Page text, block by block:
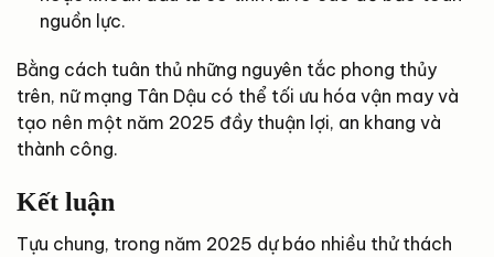
nguồn lực.
Bằng cách tuân thủ những nguyên tắc phong thủy
trên, nữ mạng Tân Dậu có thể tối ưu hóa vận may và
tạo nên một năm 2025 đầy thuận lợi, an khang và
thành công.
Kết luận
Tựu chung, trong năm 2025 dự báo nhiều thử thách